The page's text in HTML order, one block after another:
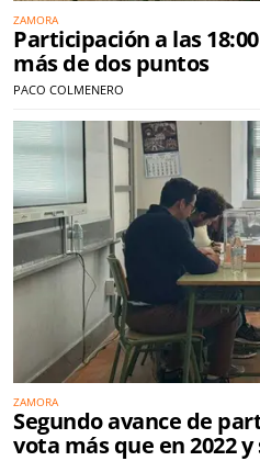
ZAMORA
Participación a las
más de dos puntos
PACO COLMENERO
ZAMORA
Segundo avance de
vota más que en 2022 y